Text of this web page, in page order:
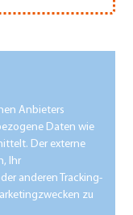
Anbieters
Daten wie
Der externe
Ihr
anderen Tracking-
zu